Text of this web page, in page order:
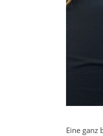
Eine ganz